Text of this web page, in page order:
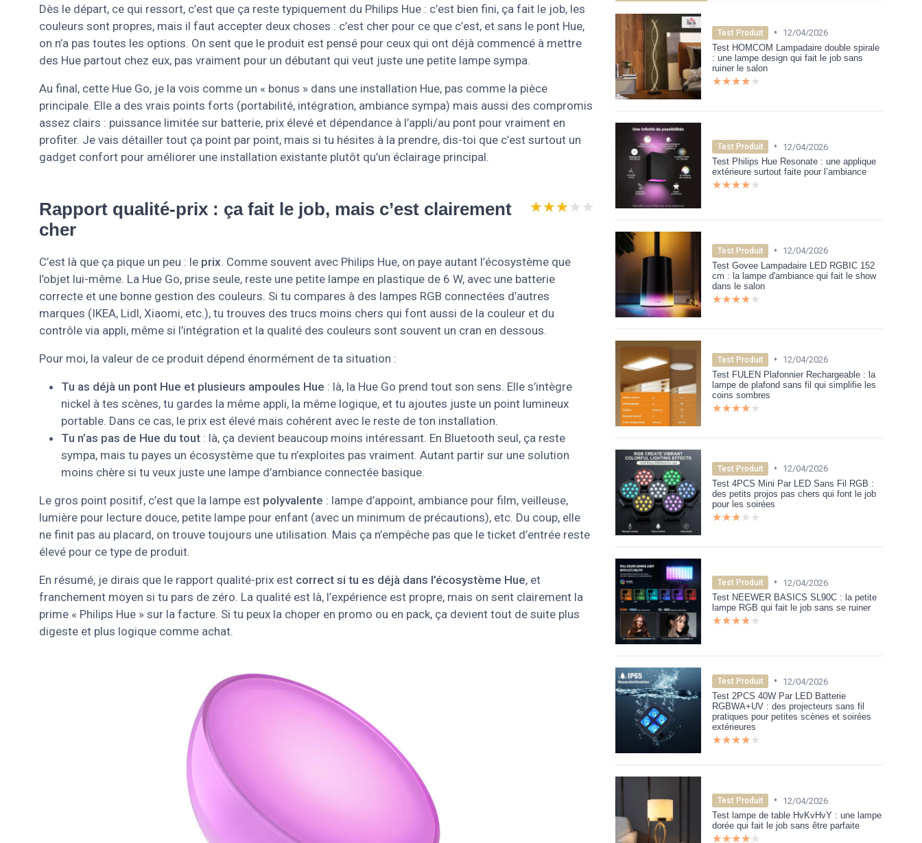
Dès le départ, ce qui ressort, c’est que ça reste typiquement du Philips Hue : c’est bien fini, ça fait le job, les
couleurs sont propres, mais il faut accepter deux choses : c’est cher pour ce que c’est, et sans le pont Hue,
on n’a pas toutes les options. On sent que le produit est pensé pour ceux qui ont déjà commencé à mettre
des Hue partout chez eux, pas vraiment pour un débutant qui veut juste une petite lampe sympa.
Au final, cette Hue Go, je la vois comme un « bonus » dans une installation Hue, pas comme la pièce
principale. Elle a des vrais points forts (portabilité, intégration, ambiance sympa) mais aussi des compromis
assez clairs : puissance limitée sur batterie, prix élevé et dépendance à l’appli/au pont pour vraiment en
profiter. Je vais détailler tout ça point par point, mais si tu hésites à la prendre, dis-toi que c’est surtout un
gadget confort pour améliorer une installation existante plutôt qu’un éclairage principal.
Rapport qualité-prix : ça fait le job, mais c’est clairement
cher
★★★★★
★★★★★
C’est là que ça pique un peu : le prix. Comme souvent avec Philips Hue, on paye autant l’écosystème que
l’objet lui-même. La Hue Go, prise seule, reste une petite lampe en plastique de 6 W, avec une batterie
correcte et une bonne gestion des couleurs. Si tu compares à des lampes RGB connectées d’autres
marques (IKEA, Lidl, Xiaomi, etc.), tu trouves des trucs moins chers qui font aussi de la couleur et du
contrôle via appli, même si l’intégration et la qualité des couleurs sont souvent un cran en dessous.
Pour moi, la valeur de ce produit dépend énormément de ta situation :
Tu as déjà un pont Hue et plusieurs ampoules Hue : là, la Hue Go prend tout son sens. Elle s’intègre
nickel à tes scènes, tu gardes la même appli, la même logique, et tu ajoutes juste un point lumineux
portable. Dans ce cas, le prix est élevé mais cohérent avec le reste de ton installation.
Tu n’as pas de Hue du tout : là, ça devient beaucoup moins intéressant. En Bluetooth seul, ça reste
sympa, mais tu payes un écosystème que tu n’exploites pas vraiment. Autant partir sur une solution
moins chère si tu veux juste une lampe d’ambiance connectée basique.
Le gros point positif, c’est que la lampe est polyvalente : lampe d’appoint, ambiance pour film, veilleuse,
lumière pour lecture douce, petite lampe pour enfant (avec un minimum de précautions), etc. Du coup, elle
ne finit pas au placard, on trouve toujours une utilisation. Mais ça n’empêche pas que le ticket d’entrée reste
élevé pour ce type de produit.
En résumé, je dirais que le rapport qualité-prix est correct si tu es déjà dans l’écosystème Hue, et
franchement moyen si tu pars de zéro. La qualité est là, l’expérience est propre, mais on sent clairement la
prime « Philips Hue » sur la facture. Si tu peux la choper en promo ou en pack, ça devient tout de suite plus
digeste et plus logique comme achat.
Test Produit •
12/04/2026
Test HOMCOM Lampadaire double spirale
: une lampe design qui fait le job sans
ruiner le salon
★★★★★
★★★★★
Test Produit •
12/04/2026
Test Philips Hue Resonate : une applique
extérieure surtout faite pour l’ambiance
★★★★★
★★★★★
Test Produit •
12/04/2026
Test Govee Lampadaire LED RGBIC 152
cm : la lampe d'ambiance qui fait le show
dans le salon
★★★★★
★★★★★
Test Produit •
12/04/2026
Test FULEN Plafonnier Rechargeable : la
lampe de plafond sans fil qui simplifie les
coins sombres
★★★★★
★★★★★
Test Produit •
12/04/2026
Test 4PCS Mini Par LED Sans Fil RGB :
des petits projos pas chers qui font le job
pour les soirées
★★★★★
★★★★★
Test Produit •
12/04/2026
Test NEEWER BASICS SL90C : la petite
lampe RGB qui fait le job sans se ruiner
★★★★★
★★★★★
Test Produit •
12/04/2026
Test 2PCS 40W Par LED Batterie
RGBWA+UV : des projecteurs sans fil
pratiques pour petites scènes et soirées
extérieures
★★★★★
★★★★★
Test Produit •
12/04/2026
Test lampe de table HvKvHvY : une lampe
dorée qui fait le job sans être parfaite
★★★★★
★★★★★